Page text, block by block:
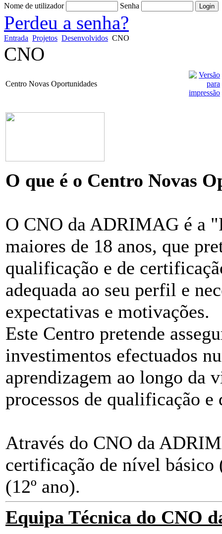
Nome de utilizador Senha
Perdeu a senha?
Entrada Projetos Desenvolvidos CNO
CNO
Centro Novas Oportunidades
O que é o Centro Novas
O CNO da ADRIMAG é a
maiores de 18 anos, que
qualificação e de
adequada ao seu perfil e
expectativas e motivações.
Este Centro pretende
investimentos efectuados
aprendizagem ao longo da
processos de qualificação
Através do CNO da
certificação de nível básico
(12º ano).
Equipa Técnica do CNO